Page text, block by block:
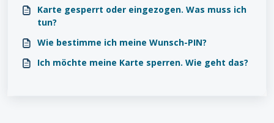
Karte gesperrt oder eingezogen. Was muss ich
tun?
Wie bestimme ich meine Wunsch-PIN?
Ich möchte meine Karte sperren. Wie geht das?